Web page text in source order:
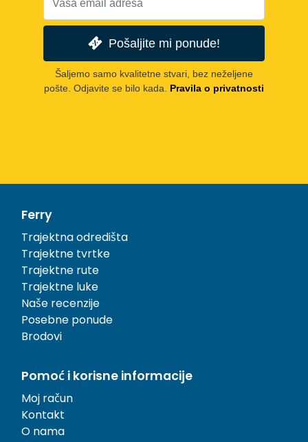
Pošaljite mi ponude!
Šaljemo samo kvalitetne stvari, bez neželjene
pošte. Odjavite se bilo kada.
Pravila o privatnosti
Ferry
Trajektna odredišta
Trajektne tvrtke
Trajektne rute
Trajektne luke
Naše recenzije
Posebne ponude
Brodovi
Pomoć i korisne informacije
Moj račun
Kontakt
O nama